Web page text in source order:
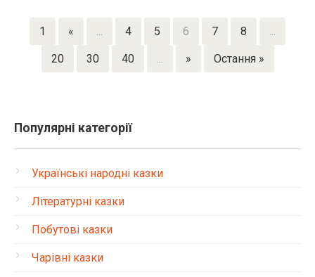
1 « ... 4 5 6 7 8 ...
20 30 40 ... » Остання »
Популярні категорії
Українські народні казки
Літературні казки
Побутові казки
Чарівні казки